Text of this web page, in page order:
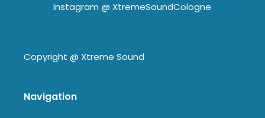
Instagram @ XtremeSoundCologne
Copyright @ Xtreme Sound
Navigation